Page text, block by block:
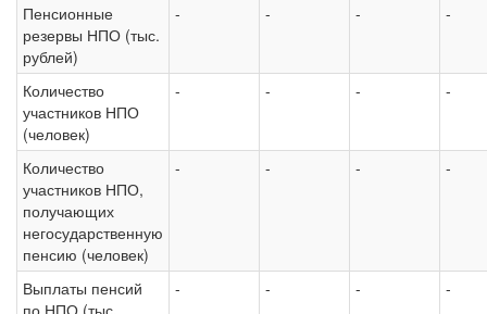
Пенсионные
резервы НПО (тыс.
рублей)
- - - -
Количество
участников НПО
(человек)
- - - -
Количество
участников НПО,
получающих
негосударственную
пенсию (человек)
- - - -
Выплаты пенсий
по НПО (тыс.
- - - -